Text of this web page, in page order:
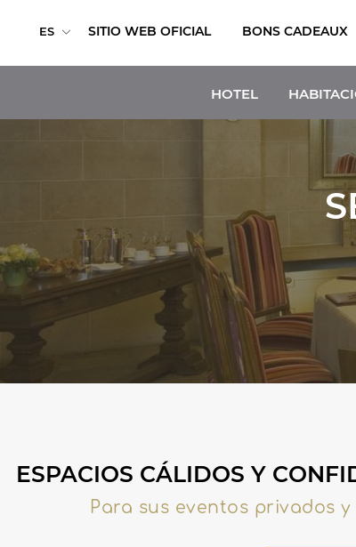
ES SITIO WEB OFICIAL BONS CADEAUX
HOTEL
ESPACIOS CÁLIDOS Y
Para sus eventos privados